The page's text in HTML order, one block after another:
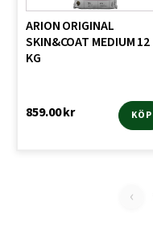
ARION ORIGINAL
SKIN&COAT MEDIUM 12
KG
859.00kr KÖP
‹